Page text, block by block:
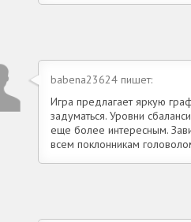
babena23624 пишет:
Игра предлагает яркую
задуматься. Уровни
еще более интересным.
всем поклонникам